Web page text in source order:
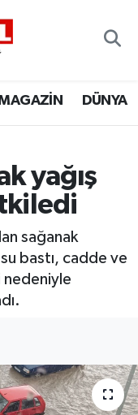
DÜNYA
yağış
sağanak
bastı, cadde ve
nedeniyle